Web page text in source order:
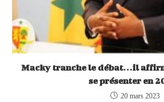
Macky tranche le débat…il
se présenter en
20 mars 2023